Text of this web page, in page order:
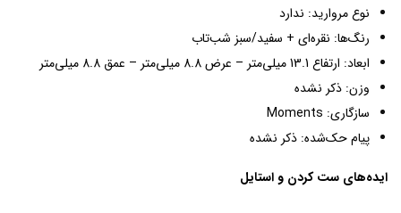
نوع مروارید: ندارد
رنگ‌ها: نقره‌ای + سفید/سبز شب‌تاب
ابعاد: ارتفاع 13.1 میلی‌متر – عرض 8.8 میلی‌متر – عمق 8.8 میلی‌متر
وزن: ذکر نشده
سازگاری: Moments
پیام حک‌شده: ذکر نشده
ایده‌های ست کردن و استایل